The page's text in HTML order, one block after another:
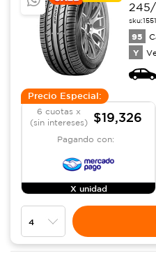
sku:
95
Y
Precio Especial:
6 cuotas x
(sin intereses)
$19,326
Pagando con:
X unidad